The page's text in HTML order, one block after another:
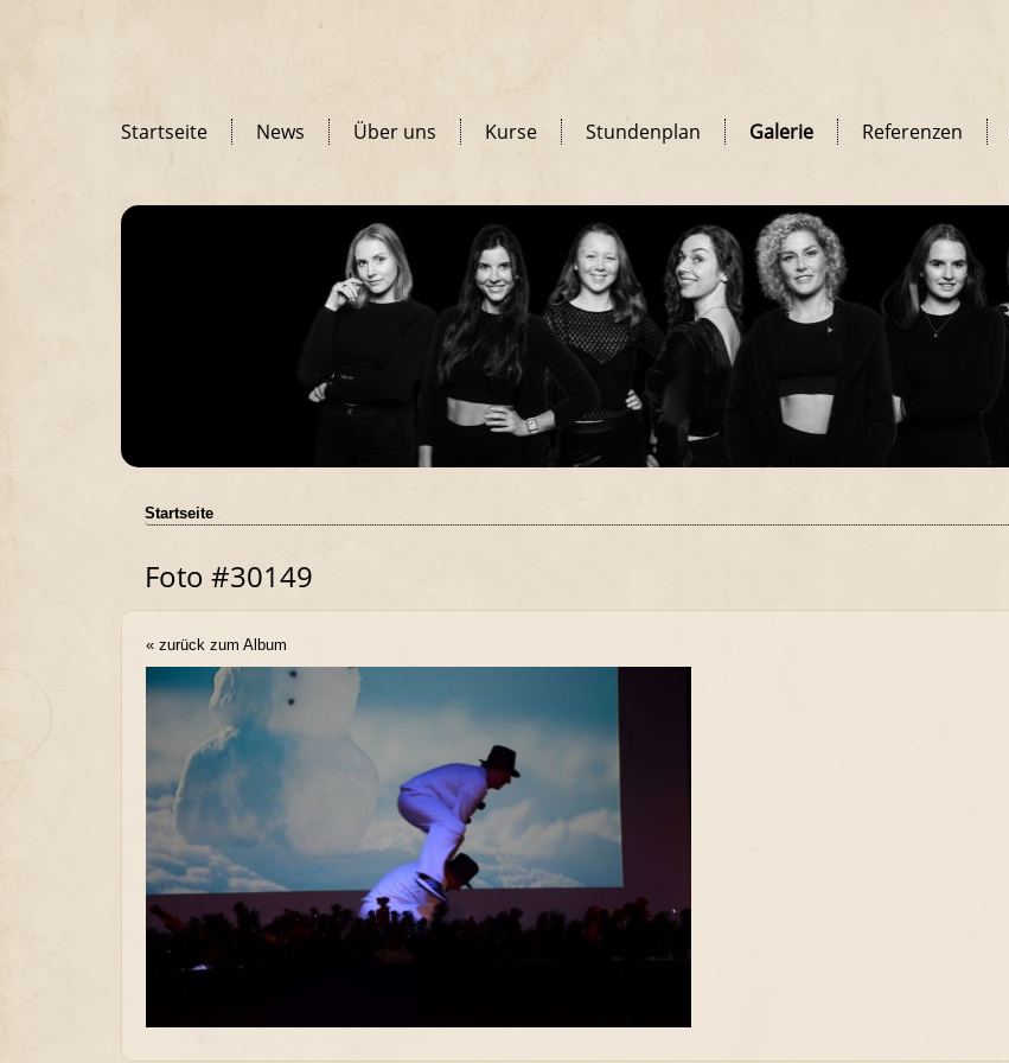
Startseite News Über uns Kurse Stundenplan Galerie Referenzen
Startseite
Foto #30149
« zurück zum Album